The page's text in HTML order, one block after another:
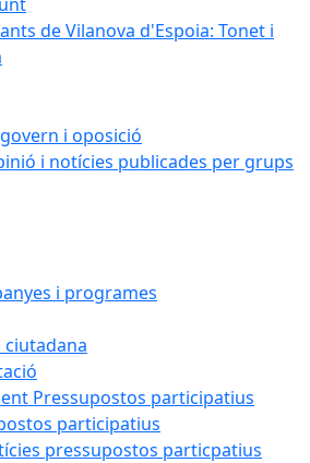
de Vilanova d'Espoia: Tonet i
i oposició
i notícies publicades per grups
i programes
ciutadana
Pressupostos participatius
participatius
pressupostos particpatius